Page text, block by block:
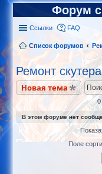
Форум
Ссылки FAQ
Список форумов
Ремонт
Новая тема
0
В этом форуме нет
Поле